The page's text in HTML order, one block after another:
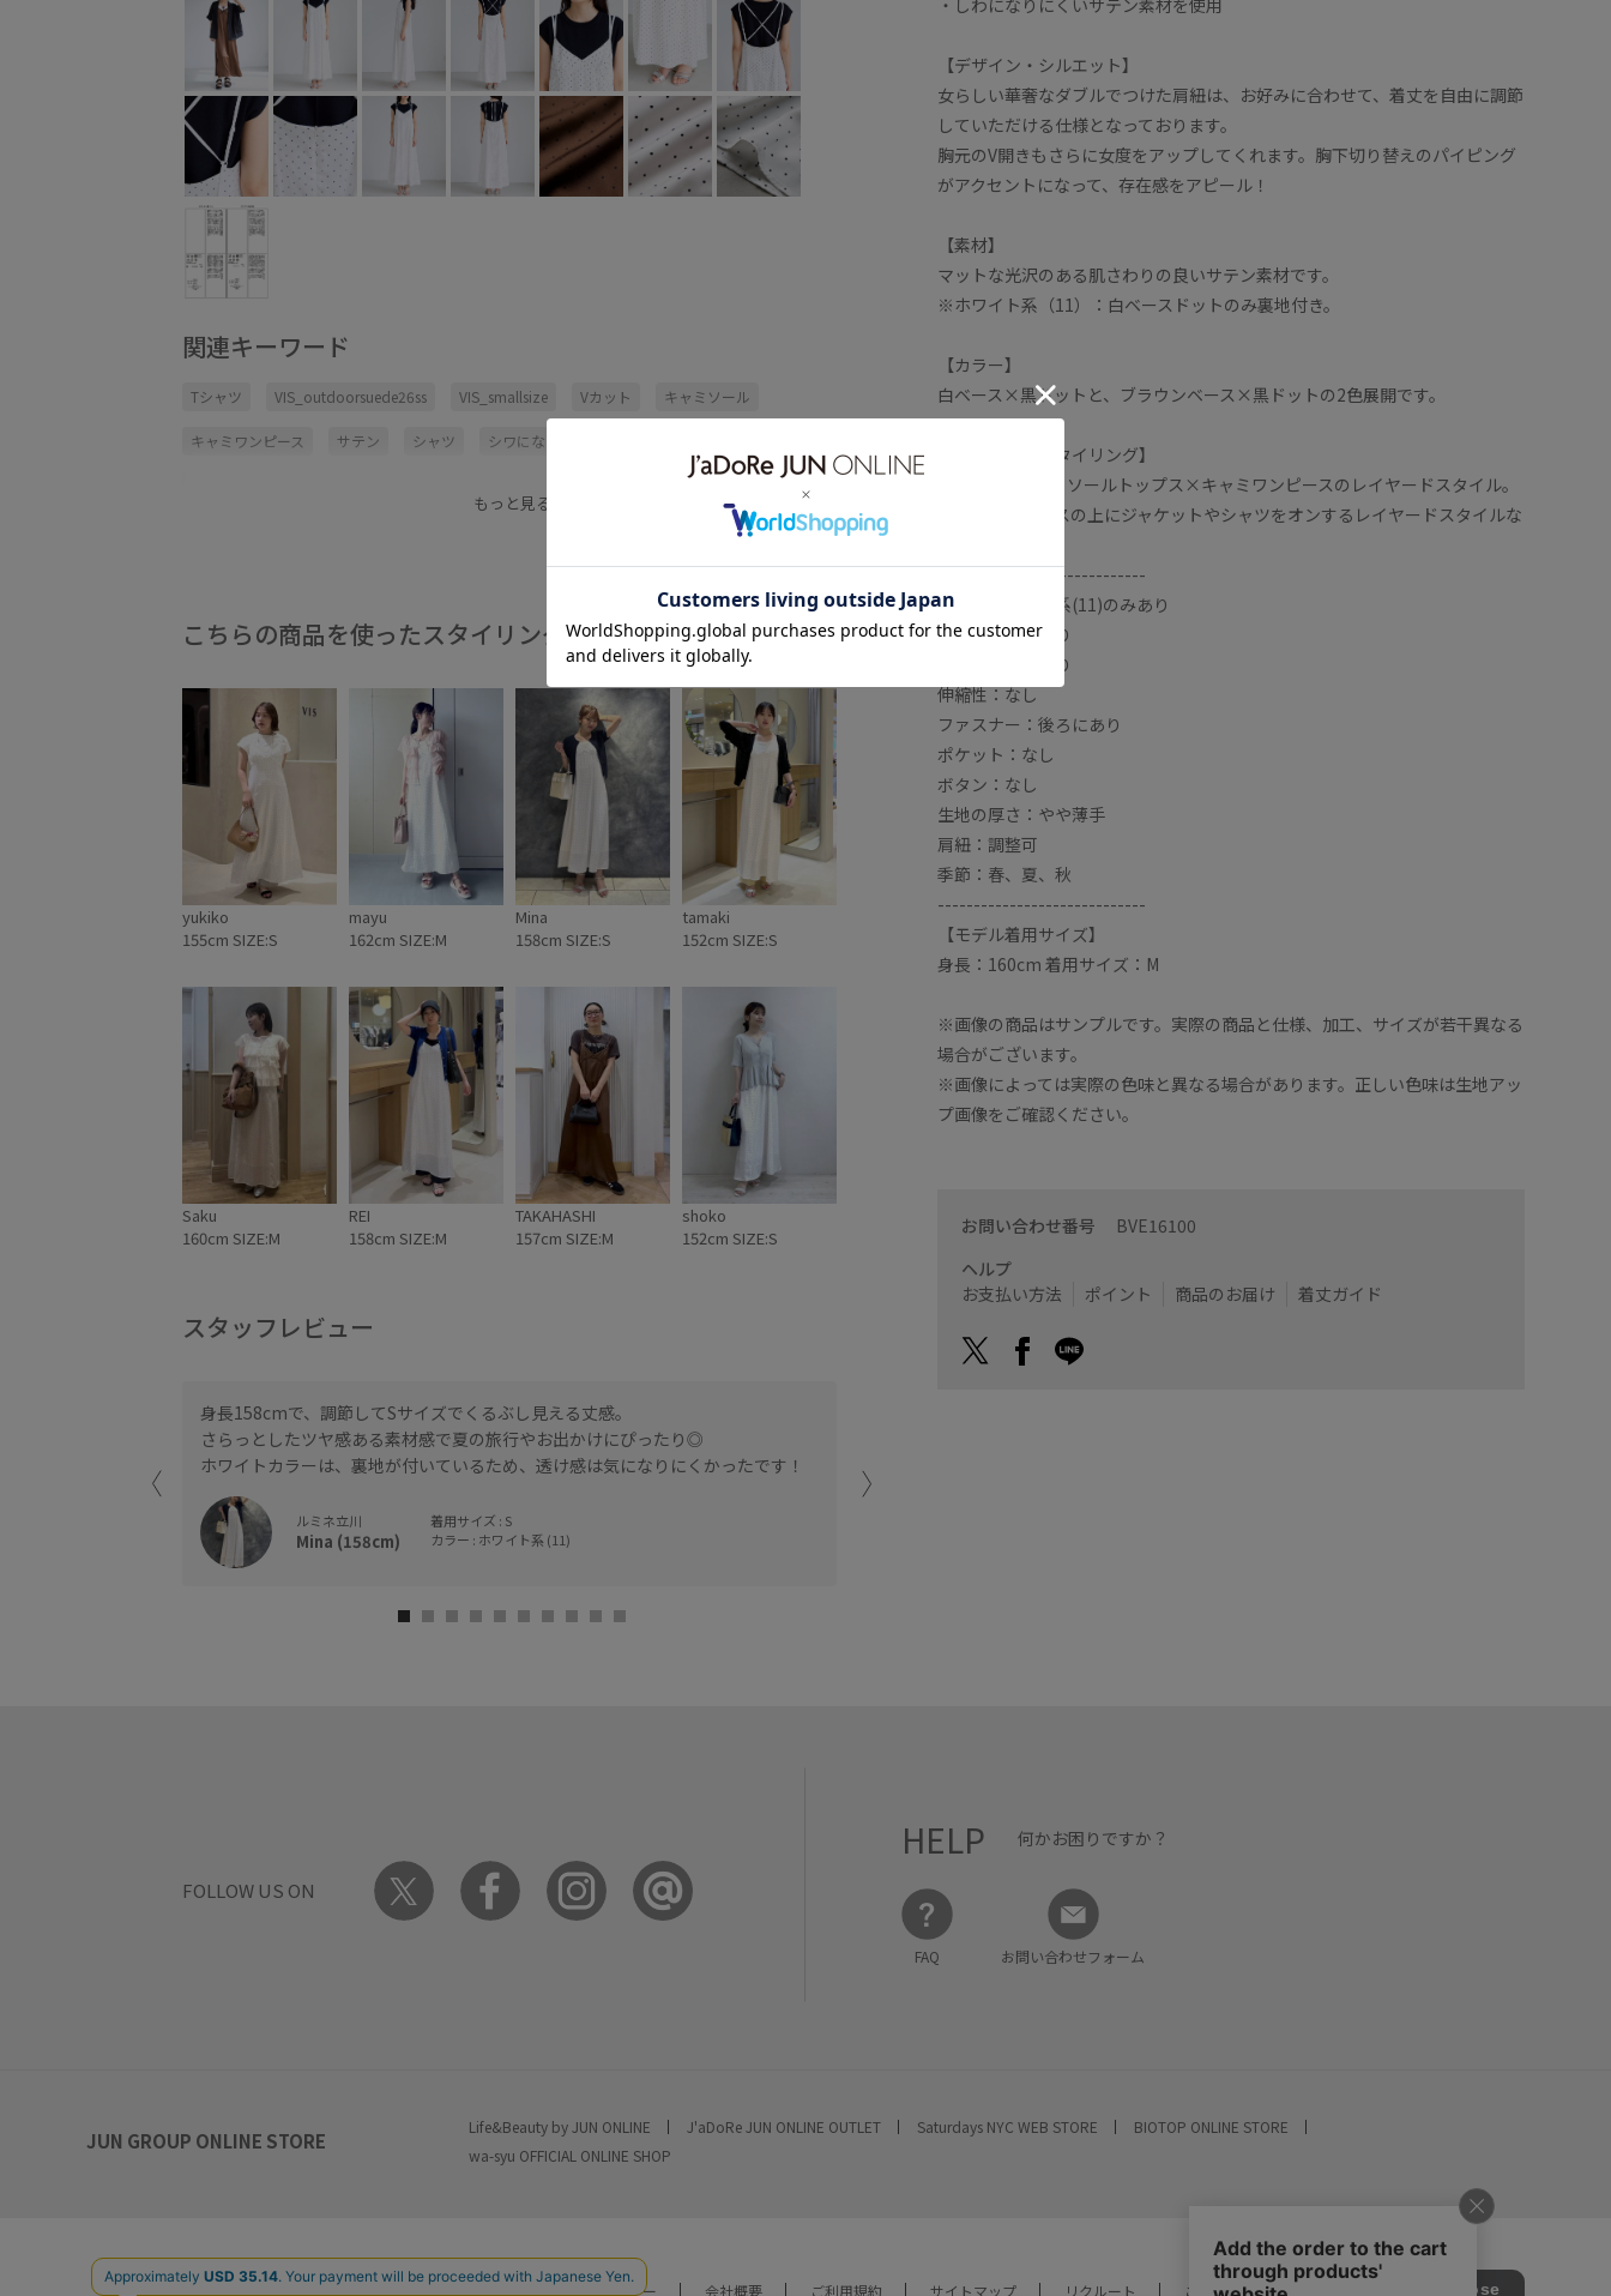
関連キーワード
Tシャツ VIS_outdoorsuede26ss VIS_smallsize Vカット キャミソール
キャミワンピース サテン シャツ シワになりにくい
肌触りが良い
もっと見る
こちらの商品を使ったスタイリング 全てみる
yukiko
155cm SIZE:S
mayu
162cm SIZE:M
Mina
158cm SIZE:S
tamaki
152cm SIZE:S
Saku
160cm SIZE:M
REI
158cm SIZE:M
TAKAHASHI
157cm SIZE:M
shoko
152cm SIZE:S
スタッフレビュー
身長158cmで、調節してSサイズでくるぶし見える丈感。
さらっとしたツヤ感ある素材感で夏の旅行やお出かけにぴったり◎
ホワイトカラーは、裏地が付いているため、透け感は気になりにくかったです！
ルミネ立川
Mina (158cm)
着用サイズ : S
カラー : ホワイト系 (11)
しっかりと足首丈で着用できるのも嬉しいポイント！
【デザイン・シルエット】
女らしい華奢なダブルでつけた肩紐は、お好みに合わせて、着丈を自由に調節
していただける仕様となっております。
胸元のV開きもさらに女度をアップしてくれます。胸下切り替えのパイピング
がアクセントになって、存在感をアピール！
【素材】
マットな光沢のある肌さわりの良いサテン素材です。
※ホワイト系（11）：白ベースドットのみ裏地付き。
【カラー】
白ベース×黒ドットと、ブラウンベース×黒ドットの2色展開です。
【おすすめのスタイリング】
Tシャツやキャミソールトップス×キャミワンピースのレイヤードスタイル。
キャミワンピースの上にジャケットやシャツをオンするレイヤードスタイルな
-----------------------------
裏地：ホワイト系(11)のみあり
光沢感：ややあり
透け感：ややあり
伸縮性：なし
ファスナー：後ろにあり
ポケット：なし
ボタン：なし
生地の厚さ：やや薄手
肩紐：調整可
季節：春、夏、秋
-----------------------------
【モデル着用サイズ】
身長：160cm 着用サイズ：M
※画像の商品はサンプルです。実際の商品と仕様、加工、サイズが若干異なる
場合がございます。
※画像によっては実際の色味と異なる場合があります。正しい色味は生地アッ
プ画像をご確認ください。
お問い合わせ番号 BVE16100
ヘルプ
お支払い方法
ポイント 商品のお届け 着丈ガイド
FOLLOW US ON
HELP 何かお困りですか？
FAQ お問い合わせフォーム
JUN GROUP ONLINE STORE
Life&Beauty by JUN ONLINE J'aDoRe JUN ONLINE OUTLET Saturdays NYC WEB STORE
BIOTOP ONLINE STORE
wa-syu OFFICIAL ONLINE SHOP
特定商取引法に基づく表記 プライバシーポリシー 会社概要 ご利用規約 サイトマップ リクルート ご利用ガイド